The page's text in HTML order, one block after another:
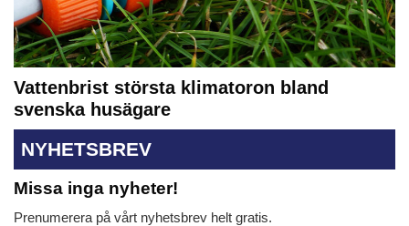
Vattenbrist största klimatoron bland
svenska husägare
NYHETSBREV
Missa inga nyheter!
Prenumerera på vårt nyhetsbrev helt gratis.